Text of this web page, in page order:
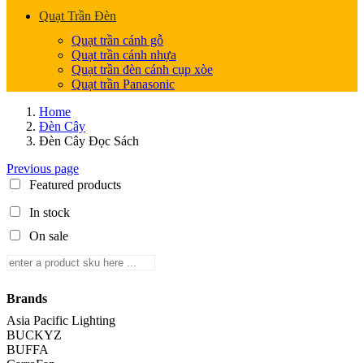
Quạt Trần Đèn
Quạt trần cánh gỗ
Quạt trần cánh nhựa
Quạt trần đèn cánh cụp xòe
Quạt trần Panasonic
Home
Đèn Cây
Đèn Cây Đọc Sách
Previous page
Featured products
In stock
On sale
Brands
Asia Pacific Lighting
BUCKYZ
BUFFA